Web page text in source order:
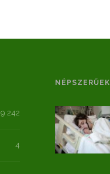
9 242
4
NÉPSZERŰEK